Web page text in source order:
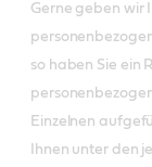
Gerne geben wir
so haben Sie ein
Einzelnen
Ihnen unter den